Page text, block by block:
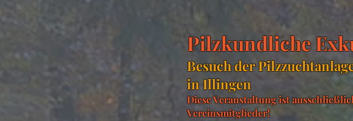
Pilzkundliche
Besuch der
in Illingen
Diese Veranstaltung ist
Vereinsmitglieder!